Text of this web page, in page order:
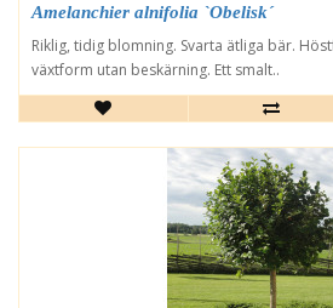
Amelanchier alnifolia `Obelisk´
Riklig, tidig blomning. Svarta ätliga bär.
växtform utan beskärning. Ett smalt..